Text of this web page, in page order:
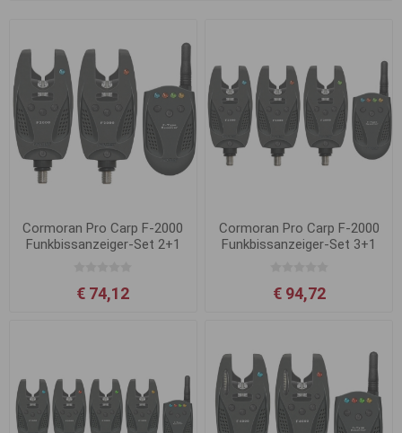
Cormoran Pro Carp F-2000
Funkbissanzeiger-Set 2+1
€ 74,12
Cormoran Pro Carp F-2000
Funkbissanzeiger-Set 3+1
€ 94,72